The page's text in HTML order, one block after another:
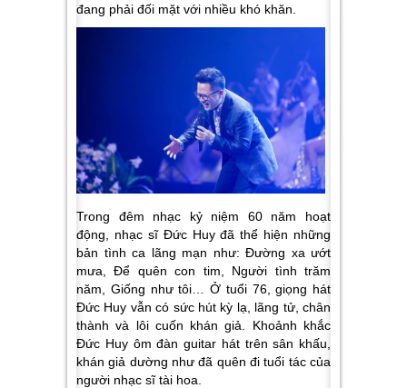
đang phải đối mặt với nhiều khó khăn.
Trong đêm nhạc kỷ niệm 60 năm hoạt
động, nhạc sĩ Đức Huy đã thể hiện những
bản tình ca lãng mạn như: Đường xa ướt
mưa, Để quên con tim, Người tình trăm
năm, Giống như tôi… Ở tuổi 76, giọng hát
Đức Huy vẫn có sức hút kỳ lạ, lãng tử, chân
thành và lôi cuốn khán giả. Khoảnh khắc
Đức Huy ôm đàn guitar hát trên sân khấu,
khán giả dường như đã quên đi tuổi tác của
người nhạc sĩ tài hoa.